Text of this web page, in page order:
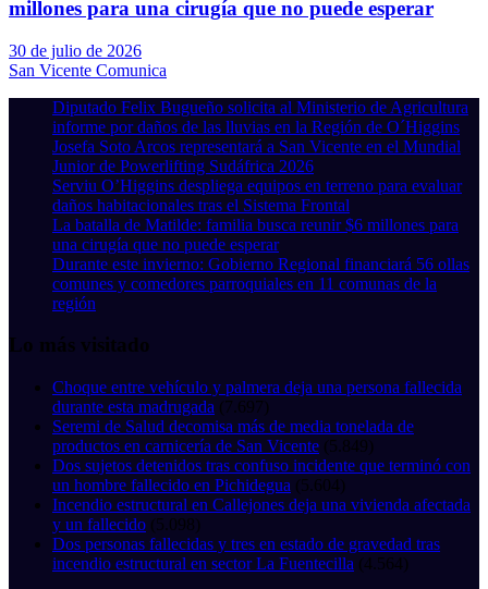
millones para una cirugía que no puede esperar
30 de julio de 2026
San Vicente Comunica
Diputado Felix Bugueño solicita al Ministerio de Agricultura
informe por daños de las lluvias en la Región de O´Higgins
Josefa Soto Arcos representará a San Vicente en el Mundial
Junior de Powerlifting Sudáfrica 2026
Serviu O’Higgins despliega equipos en terreno para evaluar
daños habitacionales tras el Sistema Frontal
La batalla de Matilde: familia busca reunir $6 millones para
una cirugía que no puede esperar
Durante este invierno: Gobierno Regional financiará 56 ollas
comunes y comedores parroquiales en 11 comunas de la
región
Lo más visitado
Choque entre vehículo y palmera deja una persona fallecida
durante esta madrugada (7.697)
Seremi de Salud decomisa más de media tonelada de
productos en carnicería de San Vicente (5.849)
Dos sujetos detenidos tras confuso incidente que terminó con
un hombre fallecido en Pichidegua (5.604)
Incendio estructural en Callejones deja una vivienda afectada
y un fallecido (5.098)
Dos personas fallecidas y tres en estado de gravedad tras
incendio estructural en sector La Fuentecilla (4.564)